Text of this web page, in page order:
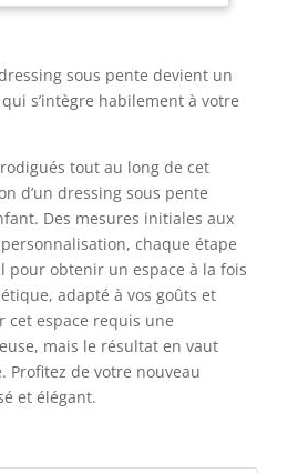
et accessoires, le maquillage,
LES STYLES : tropical, bohème,
industriel, rustique, contemporain,
notre panier apportera une
quelle que soit la décoration de
idéal à placer sur une étagère
dans un dressing, une armoire
cuisine ou buanderie, dans le
extérieur, sur un balcon ou pour
sous pente devient un
s’intègre habilement à votre
tout au long de cet
d’un dressing sous pente
Des mesures initiales aux
chaque étape
pour obtenir un espace à la fois
adapté à vos goûts et
cet espace requis une
mais le résultat en vaut
Profitez de votre nouveau
et élégant.